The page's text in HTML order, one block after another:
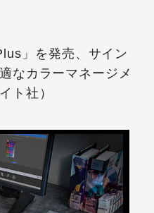
」を発売、サイン
なカラーマネージメ
ト社）